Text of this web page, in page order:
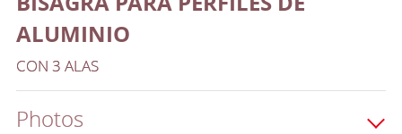
ALUMINIO
CON 3 ALAS
Photos